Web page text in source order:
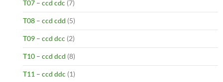
T07 – ccd cdc (7)
T08 – ccd cdd (5)
T09 – ccd dcc (2)
T10 – ccd dcd (8)
T11 – ccd ddc (1)